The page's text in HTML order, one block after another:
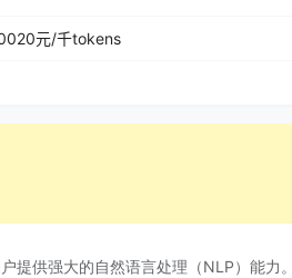
元/千tokens
提供强大的自然语言处理（NLP）能力